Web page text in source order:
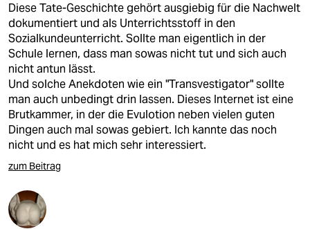
Diese Tate-Geschichte gehört ausgiebig für die Nachwelt
dokumentiert und als Unterrichtsstoff in den
Sozialkundeunterricht. Sollte man eigentlich in der
Schule lernen, dass man sowas nicht tut und sich auch
nicht antun lässt.
Und solche Anekdoten wie ein "Transvestigator" sollte
man auch unbedingt drin lassen. Dieses Internet ist eine
Brutkammer, in der die Evulotion neben vielen guten
Dingen auch mal sowas gebiert. Ich kannte das noch
nicht und es hat mich sehr interessiert.
zum Beitrag